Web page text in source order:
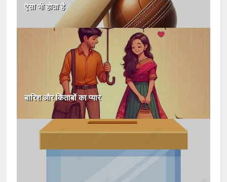
ऐसा भी होता है
बारिश और किताबों का प्यार